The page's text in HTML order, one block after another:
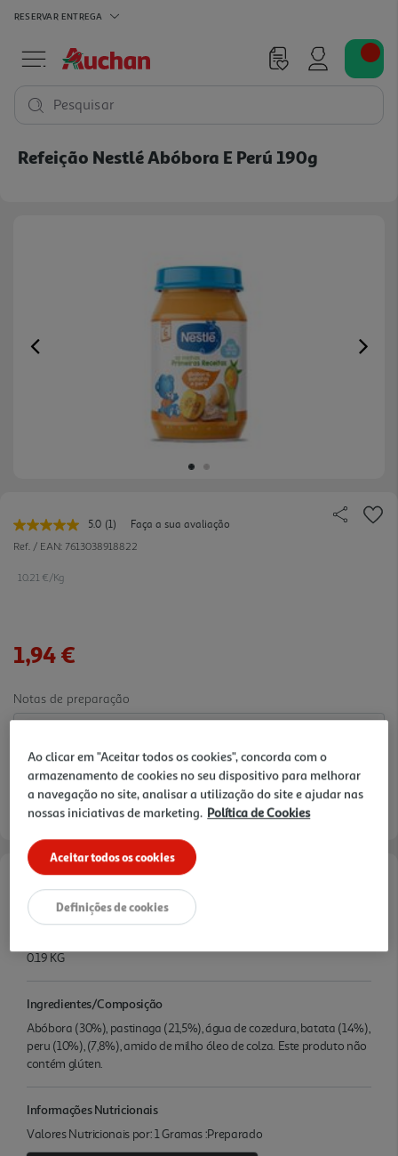
RESERVAR ENTREGA
Pesquisar
Refeição Nestlé Abóbora E Perú 190g
Previous
5.0 Leu
uma
(1)
Faça a sua avaliação
Ref. / EAN: 7613038918822
10.21 €/Kg
1,94 €
Notas de preparação
Características
0.19 KG
Ingredientes/Composição
Abóbora (30%), pastinaga (21,5%), água de cozedura, batata (14%),
peru (10%), (7,8%), amido de milho óleo de colza. Este produto não
contém glúten.
Informações Nutricionais
Valores Nutricionais por: 1 Gramas :Preparado
Ao clicar em "Aceitar todos os cookies", concorda com o
armazenamento de cookies no seu dispositivo para melhorar
a navegação no site, analisar a utilização do site e ajudar nas
nossas iniciativas de marketing. Política de Cookies
Aceitar todos os cookies
Definições de cookies